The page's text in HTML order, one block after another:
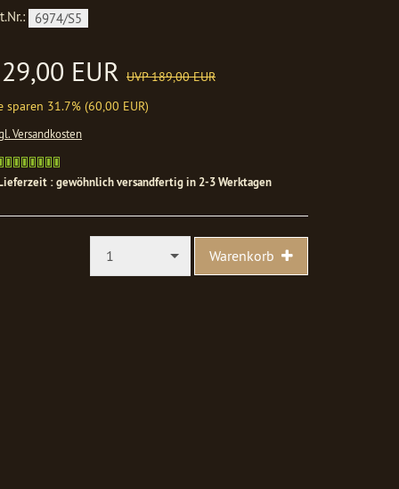
6974/S5
EUR UVP 189,00 EUR
sparen 31.7% (60,00 EUR)
Versandkosten
versandfertig
in
: gewöhnlich versandfertig in 2-3 Werktagen
1 Warenkorb